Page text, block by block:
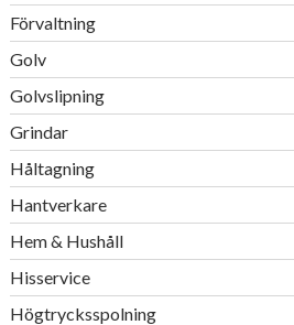
Förvaltning
Golv
Golvslipning
Grindar
Håltagning
Hantverkare
Hem & Hushåll
Hisservice
Högtrycksspolning